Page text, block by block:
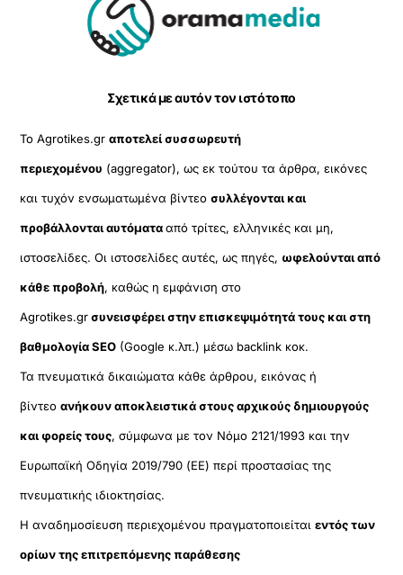
To
Σχετικά με αυτόν τον ιστότοπο
Το Agrotikes.grαποτελεί συσσωρευτή
περιεχομένου (aggregator), ως εκ τούτου τα άρθρα, εικόνες
και τυχόν ενσωματωμένα βίντεοσυλλέγονται και
προβάλλονται αυτόματααπό τρίτες, ελληνικές και μη,
ιστοσελίδες. Οι ιστοσελίδες αυτές, ως πηγές, ωφελούνται από
κάθε προβολή, καθώς η εμφάνιση στο
Agrotikes.grσυνεισφέρει στην επισκεψιμότητά τους και στη
βαθμολογία SEO (Google κ.λπ.) μέσω backlink κοκ.
Τα πνευματικά δικαιώματα κάθε άρθρου, εικόνας ή
βίντεοανήκουν αποκλειστικά στους αρχικούς δημιουργούς
και φορείς τους, σύμφωνα με τον Νόμο 2121/1993 και την
Ευρωπαϊκή Οδηγία 2019/790 (ΕΕ) περί προστασίας της
πνευματικής ιδιοκτησίας.
Η αναδημοσίευση περιεχομένου πραγματοποιείταιεντός των
ορίων της επιτρεπόμενης παράθεσης